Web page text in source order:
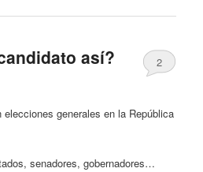
así? 2
generales en la República
senadores, gobernadores…